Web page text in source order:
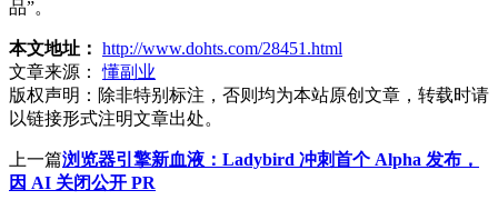
品”。
本文地址： http://www.dohts.com/28451.html
文章来源：
懂副业
版权声明： 除非特别标注，否则均为本站原创文章，转载时请
以链接形式注明文章出处。
上一篇浏览器引擎新血液：Ladybird 冲刺首个 Alpha 发布，
因 AI 关闭公开 PR